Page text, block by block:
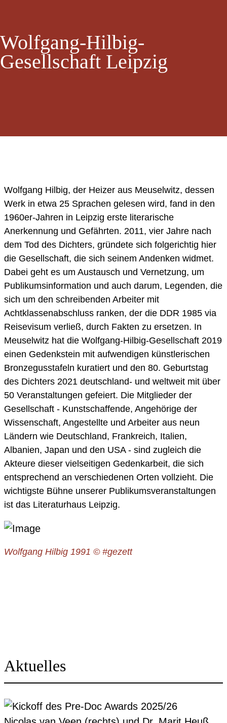
Wolfgang-Hilbig-
Gesellschaft Leipzig
Wolfgang Hilbig, der Heizer aus Meuselwitz, dessen
Werk in etwa 25 Sprachen gelesen wird, fand in den
1960er-Jahren in Leipzig erste literarische
Anerkennung und Gefährten. 2011, vier Jahre nach
dem Tod des Dichters, gründete sich folgerichtig hier
die Gesellschaft, die sich seinem Andenken widmet.
Dabei geht es um Austausch und Vernetzung, um
Publikumsinformation und auch darum, Legenden, die
sich um den schreibenden Arbeiter mit
Achtklassenabschluss ranken, der die DDR 1985 via
Reisevisum verließ, durch Fakten zu ersetzen. In
Meuselwitz hat die Wolfgang-Hilbig-Gesellschaft 2019
einen Gedenkstein mit aufwendigen künstlerischen
Bronzegusstafeln kuratiert und den 80. Geburtstag
des Dichters 2021 deutschland- und weltweit mit über
50 Veranstaltungen gefeiert. Die Mitglieder der
Gesellschaft - Kunstschaffende, Angehörige der
Wissenschaft, Angestellte und Arbeiter aus neun
Ländern wie Deutschland, Frankreich, Italien,
Albanien, Japan und den USA - sind zugleich die
Akteure dieser vielseitigen Gedenkarbeit, die sich
entsprechend an verschiedenen Orten vollzieht. Die
wichtigste Bühne unserer Publikumsveranstaltungen
ist das Literaturhaus Leipzig.
Wolfgang Hilbig 1991 © #gezett
Aktuelles